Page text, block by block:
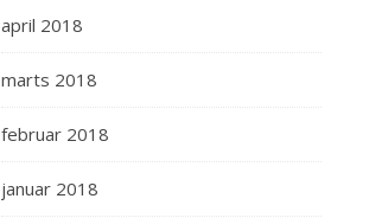
april 2018
marts 2018
februar 2018
januar 2018